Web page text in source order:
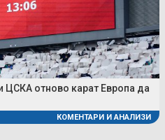
ЦСКА отново карат Европа да
КОМЕНТАРИ И АНАЛИЗИ